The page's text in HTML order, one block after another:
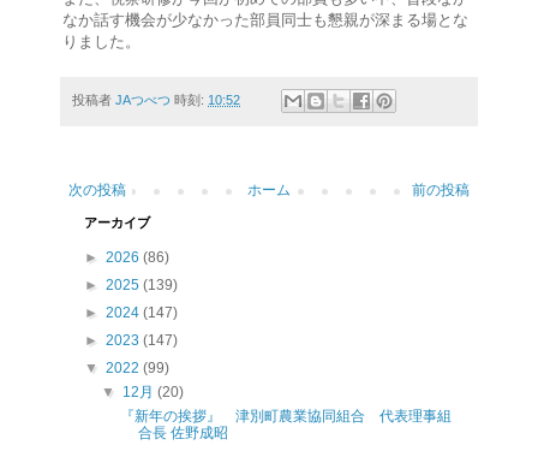
なか話す機会が少なかった部員同士も懇親が深まる場とな
りました。
投稿者 JAつべつ 時刻: 10:52
次の投稿 前の投稿
ホーム
アーカイブ
► 2026 (86)
► 2025 (139)
► 2024 (147)
► 2023 (147)
▼ 2022 (99)
▼ 12月(20)
『新年の挨拶』 津別町農業協同組合 代表理事組
合長 佐野成昭